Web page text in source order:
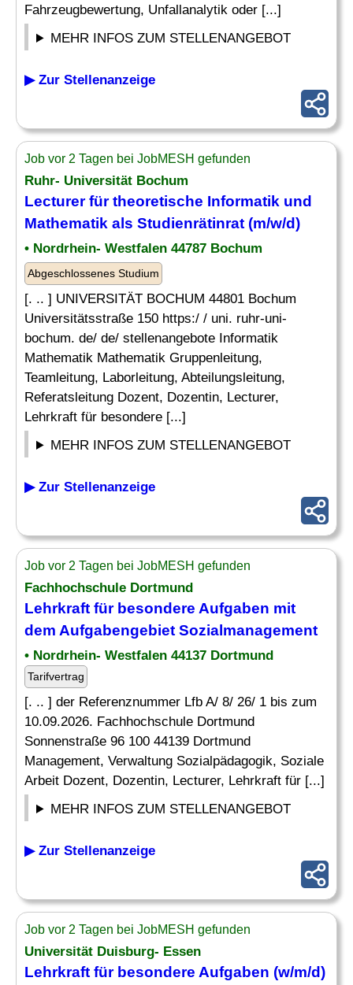
Fahrzeugbewertung, Unfallanalytik oder [...]
MEHR INFOS ZUM STELLENANGEBOT
▶ Zur Stellenanzeige
Job vor 2 Tagen bei JobMESH gefunden
Ruhr- Universität Bochum
Lecturer für theoretische Informatik und
Mathematik als Studienrätinrat (m/w/d)
• Nordrhein- Westfalen 44787 Bochum
Abgeschlossenes Studium
[. .. ] UNIVERSITÄT BOCHUM 44801 Bochum
Universitätsstraße 150 https:/ / uni. ruhr-uni-
bochum. de/ de/ stellenangebote Informatik
Mathematik Mathematik Gruppenleitung,
Teamleitung, Laborleitung, Abteilungsleitung,
Referatsleitung Dozent, Dozentin, Lecturer,
Lehrkraft für besondere [...]
MEHR INFOS ZUM STELLENANGEBOT
▶ Zur Stellenanzeige
Job vor 2 Tagen bei JobMESH gefunden
Fachhochschule Dortmund
Lehrkraft für besondere Aufgaben mit
dem Aufgabengebiet Sozialmanagement
• Nordrhein- Westfalen 44137 Dortmund
Tarifvertrag
[. .. ] der Referenznummer Lfb A/ 8/ 26/ 1 bis zum
10.09.2026. Fachhochschule Dortmund
Sonnenstraße 96 100 44139 Dortmund
Management, Verwaltung Sozialpädagogik, Soziale
Arbeit Dozent, Dozentin, Lecturer, Lehrkraft für [...]
MEHR INFOS ZUM STELLENANGEBOT
▶ Zur Stellenanzeige
Job vor 2 Tagen bei JobMESH gefunden
Universität Duisburg- Essen
Lehrkraft für besondere Aufgaben (w/m/d)